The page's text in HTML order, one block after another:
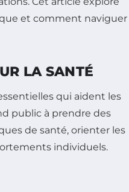
et comment naviguer
LA SANTÉ
qui aident les
public à prendre des
de santé, orienter les
individuels.